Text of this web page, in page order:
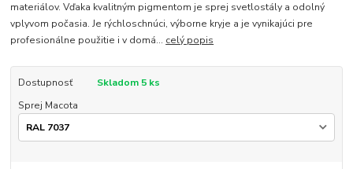
materiálov. Vďaka kvalitným pigmentom je sprej svetlostály a odolný
vplyvom počasia. Je rýchloschnúci, výborne kryje a je vynikajúci pre
profesionálne použitie i v domá... celý popis
Dostupnosť
Skladom 5 ks
Sprej Macota